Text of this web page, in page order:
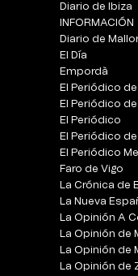
Diario de Ibiza
INFORMACIÓN
Diario de
El Día
Empordà
El Periódico
El Periódico
El Periódico
El Periódico
El Periódico
Faro de Vigo
La Crónica de
La Nueva
La Opinión A
La Opinión de
La Opinión de
La Opinión de